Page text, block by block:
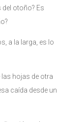
otoño? Es
a la larga, es lo
hojas de otra
caída desde un